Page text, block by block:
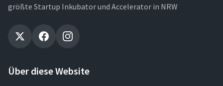
größte Startup Inkubator und Accelerator in NRW
Über diese Website